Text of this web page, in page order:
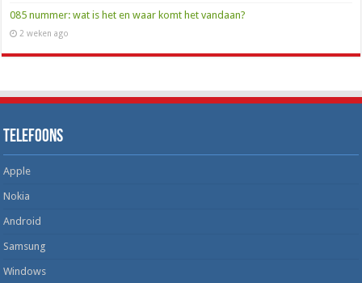
085 nummer: wat is het en waar komt het vandaan?
2 weken ago
Telefoons
Apple
Nokia
Android
Samsung
Windows